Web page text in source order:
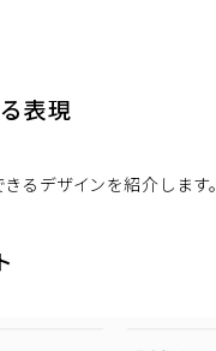
表現
るデザインを紹介します。